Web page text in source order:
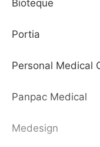
Bioteque
Portia
Personal Medical
Panpac Medical
Medesign